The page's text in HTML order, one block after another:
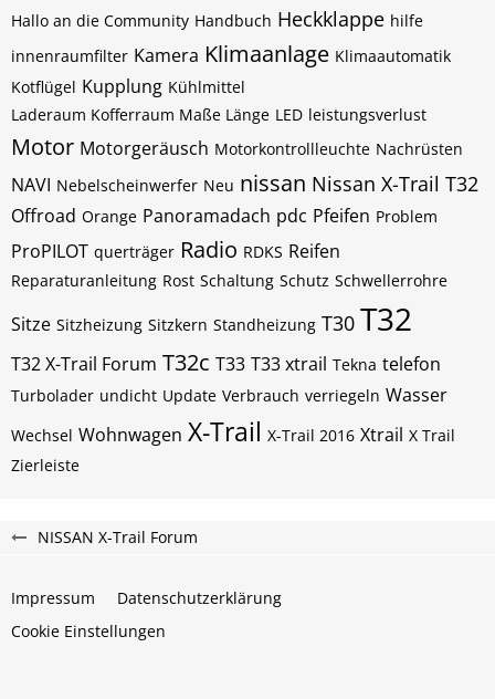
Hallo an die Community Handbuch Heckklappe hilfe
innenraumfilter Kamera Klimaanlage Klimaautomatik
Kotflügel Kupplung Kühlmittel
Laderaum Kofferraum Maße Länge LED leistungsverlust
Motor Motorgeräusch Motorkontrollleuchte Nachrüsten
NAVI Nebelscheinwerfer Neu nissan Nissan X-Trail T32
Offroad Orange Panoramadach pdc Pfeifen Problem
ProPILOT querträger Radio RDKS Reifen
Reparaturanleitung Rost Schaltung Schutz Schwellerrohre
Sitze Sitzheizung Sitzkern Standheizung T30 T32
T32 X-Trail Forum T32c T33 T33 xtrail Tekna telefon
Turbolader undicht Update Verbrauch verriegeln Wasser
Wechsel Wohnwagen X-Trail X-Trail 2016 Xtrail X Trail
Zierleiste
NISSAN X-Trail Forum
Impressum
Datenschutzerklärung
Cookie Einstellungen